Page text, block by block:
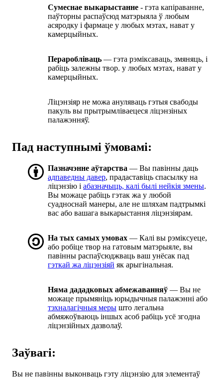
Сумеснае выкарыстанне - гэта капіраванне,
паўторны распаўсюд матэрыяла ў любым
асяродку і фармаце у любых мэтах, нават у
камерцыйных.
Пераробліваць — гэта рэміксаваць, змяняць, і
рабіць залежны твор. у любых мэтах, нават у
камерцыйных.
Ліцэнзіяр не можа ануляваць гэтыя свабоды
пакуль вы прытрымліваецеся ліцэнзіных
палажэнняў.
Пад наступнымі ўмовамі:
Пазначэнне аўтарства — Вы павінны даць
адпаведны давер, прадаставіць спасылку на
ліцэнзію і абазначыць, калі былі нейкія змены.
Вы можаце рабіць гэтак жа у любой
суадноснай манеры, але не шляхам падтрымкі
вас або вашага выкарыстання ліцэнзіярам.
На тых самых умовах — Калі вы рэміксуеце,
або робіце твор на гатовым матэрыяле, вы
павінны распаўсюджваць ваш унёсак пад
гэткай жа ліцэнзіяй як арыгінальная.
Няма дададковых абмежаванняў — Вы не
можаце прымяніць юрыдычныя палажэнні або
тэхналагічныя меры што легальна
абмяжоўваюць іншых асоб рабіць усё згодна
ліцэнзійных дазволаў.
Заўвагі:
Вы не павінны выконваць гэту ліцэнзію для элементаў